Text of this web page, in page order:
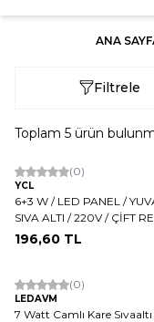
ANA
Filtrele
Toplam 5 ürün
(0)
YCL
6+3 W / LED PANEL /
SIVA ALTI / 220V / ÇİFT
196,60 TL
(0)
LEDAVM
7 Watt Camlı Kare